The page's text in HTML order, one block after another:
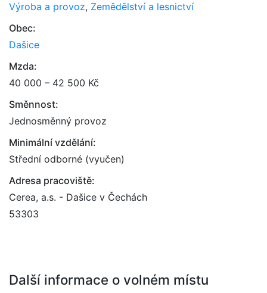
Výroba a provoz, Zemědělství a lesnictví
Obec:
Dašice
Mzda:
40 000 – 42 500 Kč
Směnnost:
Jednosměnný provoz
Minimální vzdělání:
Střední odborné (vyučen)
Adresa pracoviště:
Cerea, a.s. - Dašice v Čechách
53303
Další informace o volném místu